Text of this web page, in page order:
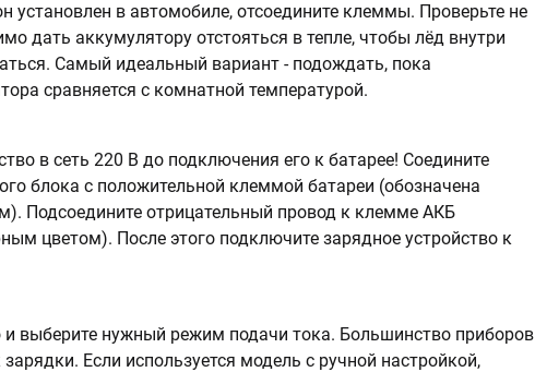
установлен в автомобиле, отсоедините клеммы. Проверьте не
дать аккумулятору отстояться в тепле, чтобы лёд внутри
Самый идеальный вариант - подождать, пока
сравняется с комнатной температурой.
в сеть 220 В до подключения его к батарее! Соедините
блока с положительной клеммой батареи (обозначена
Подсоедините отрицательный провод к клемме АКБ
цветом). После этого подключите зарядное устройство к
и выберите нужный режим подачи тока. Большинство приборов
Если используется модель с ручной настройкой,